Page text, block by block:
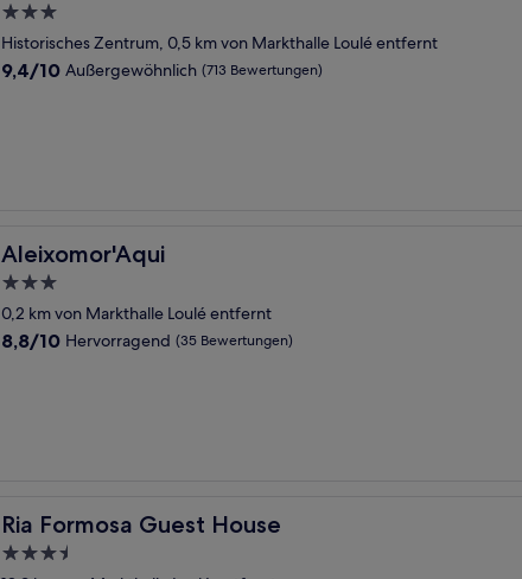
3.0-
Sterne-
Unterkunft
Historisches Zentrum, 0,5 km von Markthalle Loulé entfernt
9.4
9,4/10 Außergewöhnlich (713 Bewertungen)
Aleixomor'Aqui
Aleixomor'Aqui
3.0-
Sterne-
Unterkunft
0,2 km von Markthalle Loulé entfernt
8.8
8,8/10 Hervorragend (35 Bewertungen)
Ria Formosa Guest House
Ria Formosa Guest House
3.5-